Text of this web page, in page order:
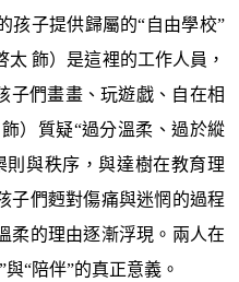
孩子提供歸屬的“自由學校”
飾）是這裡的工作人員，
子們畫畫、玩遊戯、自在相
）質疑“過分溫柔、過於縱
則與秩序，與達樹在教育理
子們麪對傷痛與迷惘的過程
柔的理由逐漸浮現。兩人在
“陪伴”的真正意義。